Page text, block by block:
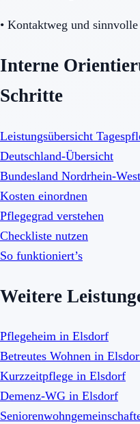
• Kontaktweg und
Interne
Schritte
Leistungsübersicht
Deutschland-Übersicht
Bundesland Nordrhein-
Kosten einordnen
Pflegegrad verstehen
Checkliste nutzen
So funktioniert’s
Weitere
Pflegeheim in Elsdorf
Betreutes Wohnen in
Kurzzeitpflege in Elsdorf
Demenz-WG in Elsdorf